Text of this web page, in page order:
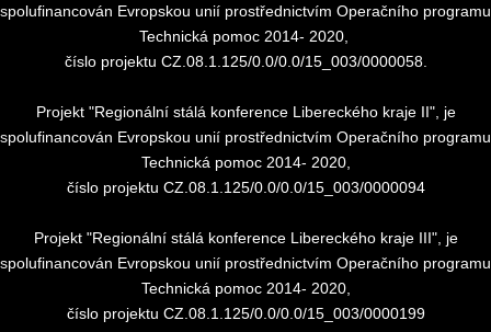
spolufinancován Evropskou unií prostřednictvím Operačního programu
Technická pomoc 2014- 2020,
číslo projektu CZ.08.1.125/0.0/0.0/15_003/0000058.
Projekt "Regionální stálá konference Libereckého kraje II", je
spolufinancován Evropskou unií prostřednictvím Operačního programu
Technická pomoc 2014- 2020,
číslo projektu CZ.08.1.125/0.0/0.0/15_003/0000094
Projekt "Regionální stálá konference Libereckého kraje III", je
spolufinancován Evropskou unií prostřednictvím Operačního programu
Technická pomoc 2014- 2020,
číslo projektu CZ.08.1.125/0.0/0.0/15_003/0000199